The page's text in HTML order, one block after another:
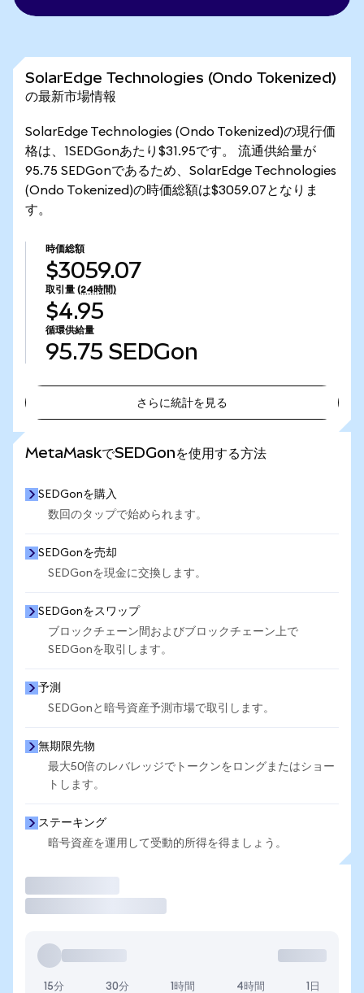
SolarEdge Technologies (Ondo Tokenized)
の最新市場情報
SolarEdge Technologies (Ondo Tokenized)の現行価
格は、1SEDGonあたり$31.95です。 流通供給量が
95.75 SEDGonであるため、SolarEdge Technologies
(Ondo Tokenized)の時価総額は$3059.07となりま
す。
時価総額
$3059.07
取引量 (24時間)
$4.95
循環供給量
95.75 SEDGon
さらに統計を見る
MetaMaskでSEDGonを使用する方法
SEDGonを購入
数回のタップで始められます。
SEDGonを売却
SEDGonを現金に交換します。
SEDGonをスワップ
ブロックチェーン間およびブロックチェーン上で
SEDGonを取引します。
予測
SEDGonと暗号資産予測市場で取引します。
無期限先物
最大50倍のレバレッジでトークンをロングまたはショー
トします。
ステーキング
暗号資産を運用して受動的所得を得ましょう。
15分 30分 1時間 4時間 1日